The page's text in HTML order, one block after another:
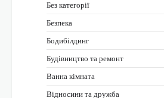
Без категорії
Безпека
Бодибілдинг
Будівництво та ремонт
Ванна кімната
Відносини та дружба